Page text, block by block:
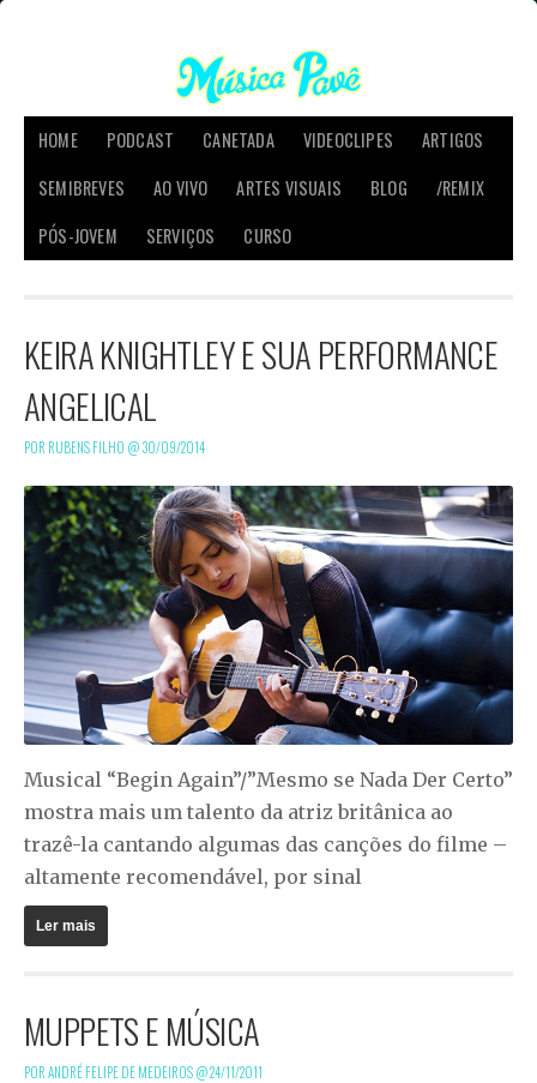
HOME PODCAST CANETADA VIDEOCLIPES
ARTIGOS
SEMIBREVES
AO VIVO ARTES VISUAIS BLOG
/REMIX
PÓS-JOVEM
SERVIÇOS CURSO
KEIRA KNIGHTLEY E SUA PERFORMANCE
ANGELICAL
POR RUBENS FILHO @30/09/2014
Musical “Begin Again”/”Mesmo se Nada Der Certo”
mostra mais um talento da atriz britânica ao
trazê-la cantando algumas das canções do filme –
altamente recomendável, por sinal
Ler mais
MUPPETS E MÚSICA
POR ANDRÉ FELIPE DE MEDEIROS @24/11/2011